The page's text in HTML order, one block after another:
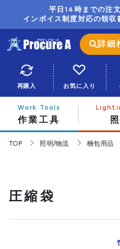
平日14時までの注
インボイス制度対応の領
詳細
再購入 お気に入り
作業工具
TOP 照明/物流 梱包用品
圧縮袋